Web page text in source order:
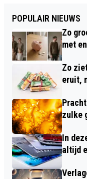
POPULAIR NIEUWS
Zo
met
Zo
eruit,
zulke
In
altijd